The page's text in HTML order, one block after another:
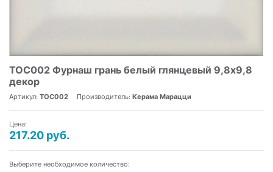
TOC002 Фурнаш грань белый глянцевый 9,8х9,8
декор
Артикул: TOC002 Производитель: Керама Марацци
Цена:
217.20 руб.
Выберите необходимое количество: